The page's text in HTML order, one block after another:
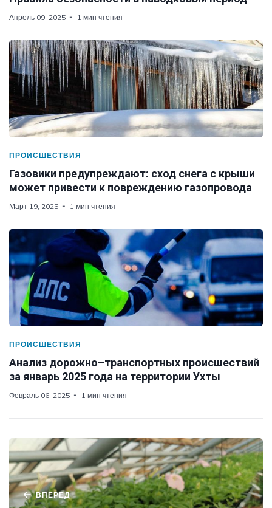
Апрель 09, 2025 1 мин чтения
ПРОИСШЕСТВИЯ
Газовики предупреждают: сход снега с крыши
может привести к повреждению газопровода
Март 19, 2025 1 мин чтения
ПРОИСШЕСТВИЯ
Анализ дорожно–транспортных происшествий
за январь 2025 года на территории Ухты
Февраль 06, 2025 1 мин чтения
ВПЕРЕД